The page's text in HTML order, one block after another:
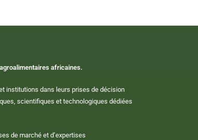
africaines.
institutions dans leurs prises de décision
scientifiques et technologiques dédiées
de marché et d’expertises